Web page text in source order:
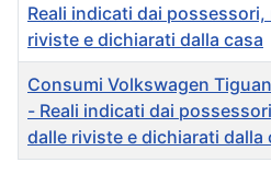
Reali indicati dai
riviste e dichiarati dalla casa
Consumi Volkswagen
- Reali indicati dai
dalle riviste e dichiarati dalla